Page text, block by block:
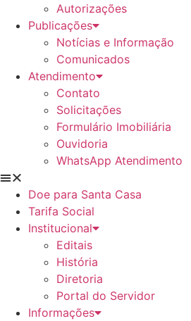
Autorizações
Publicações
Notícias e Informação
Comunicados
Atendimento
Contato
Solicitações
Formulário Imobiliária
Ouvidoria
WhatsApp Atendimento
Doe para Santa Casa
Tarifa Social
Institucional
Editais
História
Diretoria
Portal do Servidor
Informações